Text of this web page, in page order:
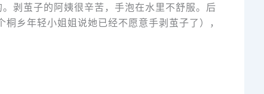
剥茧子的阿姨很辛苦，手泡在水里不舒服。后
乡年轻小姐姐说她已经不愿意手剥茧子了），